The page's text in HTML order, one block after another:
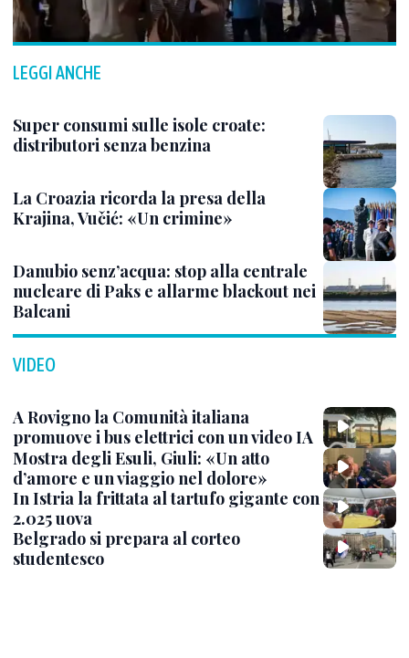
LEGGI ANCHE
Super consumi sulle isole croate:
distributori senza benzina
La Croazia ricorda la presa della
Krajina, Vučić: «Un crimine»
Danubio senz’acqua: stop alla centrale
nucleare di Paks e allarme blackout nei
Balcani
VIDEO
A Rovigno la Comunità italiana
promuove i bus elettrici con un video IA
Mostra degli Esuli, Giuli: «Un atto
d’amore e un viaggio nel dolore»
In Istria la frittata al tartufo gigante con
2.025 uova
Belgrado si prepara al corteo
studentesco